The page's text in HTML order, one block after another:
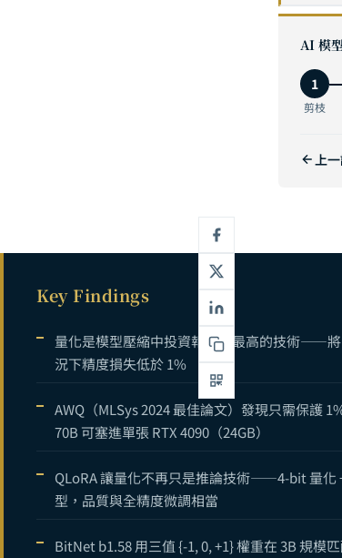
3 模
5
AI 模
1
剪枝
上
Key Findings
量化是模型壓縮中投資報酬率最高的技術——將
況下精度損失低於 1%
AWQ（MLSys 2024 最佳論文）發現只需保護
70B 可塞進單張 RTX 4090（24GB）
QLoRA 讓量化不再只是推論技術——4-bit 量化
型，品質與全精度微調相當
BitNet b1.58 用三值 {-1, 0, +1} 權重在 3B 規模